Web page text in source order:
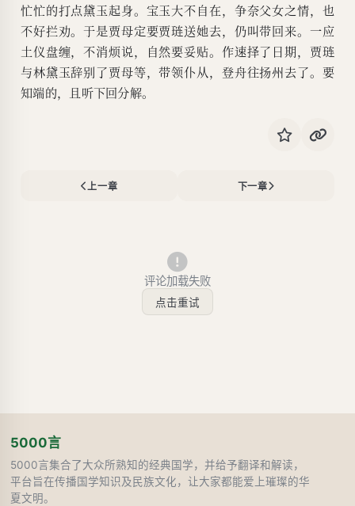
忙忙的打点黛玉起身。宝玉大不自在，争奈父女之情，也
不好拦劝。于是贾母定要贾琏送她去，仍叫带回来。一应
土仪盘缠，不消烦说，自然要妥贴。作速择了日期，贾琏
与林黛玉辞别了贾母等，带领仆从，登舟往扬州去了。要
知端的，且听下回分解。
上一章 下一章
评论加载失败
点击重试
5000言
5000言集合了大众所熟知的经典国学，并给予翻译和解读，
平台旨在传播国学知识及民族文化，让大家都能爱上璀璨的华
夏文明。